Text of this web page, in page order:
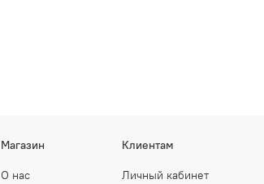
Магазин
О нас
Клиентам
Личный кабинет